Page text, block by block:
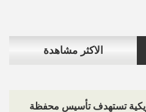
الاكثر مشاهدة
تستهدف تأسيس محفظة